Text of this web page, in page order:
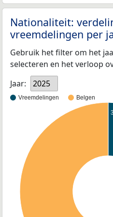
Nationaliteit:
vreemdelingen per
Gebruik het filter om het
selecteren en het verloop
Jaar:
2025
Vreemdelingen Belgen